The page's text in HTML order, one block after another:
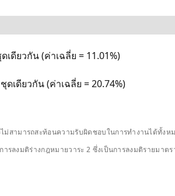
ยวกัน (ค่าเฉลี่ย = 11.01%)
ดียวกัน (ค่าเฉลี่ย = 20.74%)
ม่สามารถสะท้อนความรับผิดชอบในการทำงานได้ทั้งห
ลงมติร่างกฎหมายวาระ 2 ซึ่งเป็นการลงมติรายมาตร